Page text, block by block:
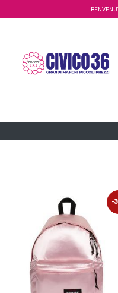
Salta al contenuto principale
-